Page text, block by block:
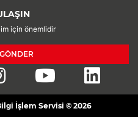
için önemlidir
İşlem Servisi © 2026